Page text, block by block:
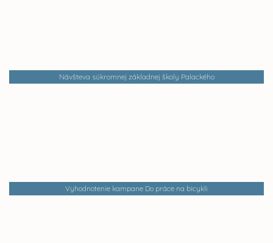
Návšteva súkromnej základnej školy Palackého
Vyhodnotenie kampane Do práce na bicykli